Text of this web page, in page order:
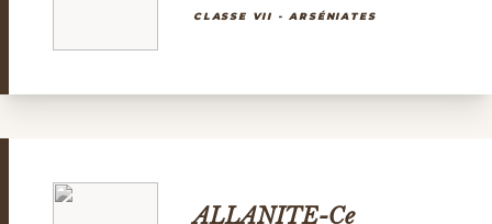
CLASSE VII - ARSÉNIATES
ALLANITE-Ce